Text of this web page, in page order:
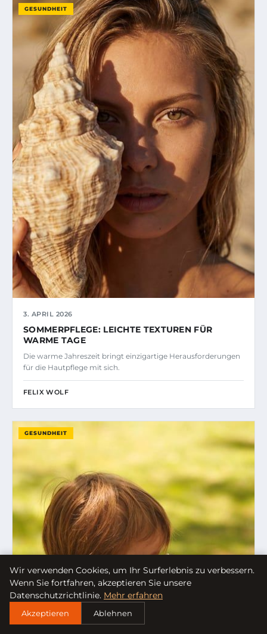
GESUNDHEIT
3. APRIL 2026
SOMMERPFLEGE: LEICHTE TEXTUREN FÜR
WARME TAGE
Die warme Jahreszeit bringt einzigartige Herausforderungen
für die Hautpflege mit sich.
FELIX WOLF
GESUNDHEIT
Wir verwenden Cookies, um Ihr Surferlebnis zu verbessern.
Wenn Sie fortfahren, akzeptieren Sie unsere
Datenschutzrichtlinie. Mehr erfahren
Akzeptieren Ablehnen